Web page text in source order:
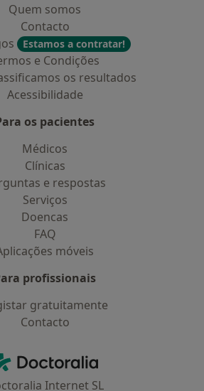
Quem somos
Contacto
Estamos a contratar!
e Condições
os resultados
Acessibilidade
os pacientes
Médicos
Clínicas
e respostas
Serviços
Doencas
FAQ
móveis
profissionais
gratuitamente
Contacto
Doctoralia - Homepage
Internet SL